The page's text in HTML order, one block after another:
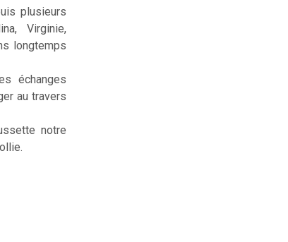
plusieurs
Virginie,
longtemps
échanges
au travers
notre